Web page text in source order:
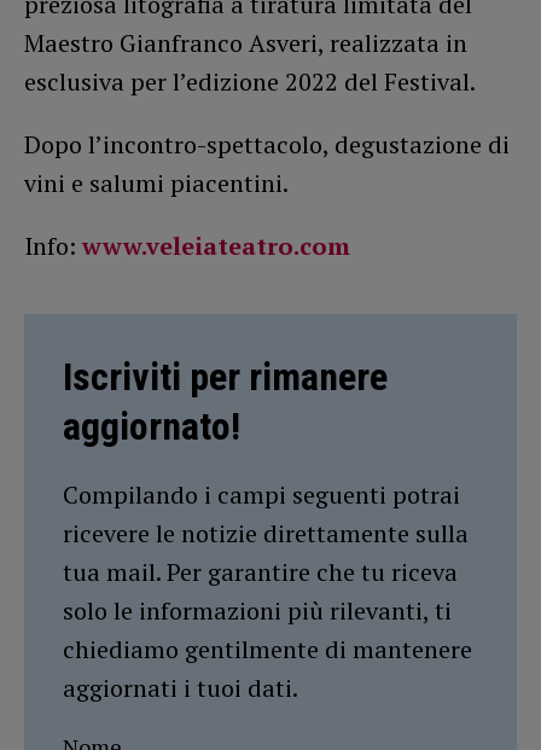
Maestro Gianfranco Asveri, realizzata in
esclusiva per l’edizione 2022 del Festival.
Dopo l’incontro-spettacolo, degustazione di
vini e salumi piacentini.
Info: www.veleiateatro.com
Iscriviti per rimanere
aggiornato!
Compilando i campi seguenti potrai
ricevere le notizie direttamente sulla
tua mail. Per garantire che tu riceva
solo le informazioni più rilevanti, ti
chiediamo gentilmente di mantenere
aggiornati i tuoi dati.